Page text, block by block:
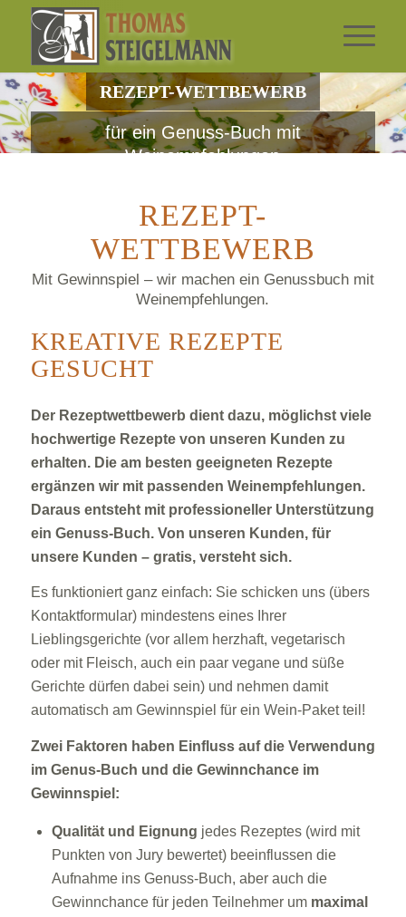
REZEPT-WETTBEWERB
für ein Genuss-Buch mit
Weinempfehlungen
REZEPT-
WETTBEWERB
Mit Gewinnspiel – wir machen ein Genussbuch mit
Weinempfehlungen.
KREATIVE REZEPTE
GESUCHT
Der Rezeptwettbewerb dient dazu, möglichst viele
hochwertige Rezepte von unseren Kunden zu
erhalten. Die am besten geeigneten Rezepte
ergänzen wir mit passenden Weinempfehlungen.
Daraus entsteht mit professioneller Unterstützung
ein Genuss-Buch. Von unseren Kunden, für
unsere Kunden – gratis, versteht sich.
Es funktioniert ganz einfach: Sie schicken uns (übers
Kontaktformular) mindestens eines Ihrer
Lieblingsgerichte (vor allem herzhaft, vegetarisch
oder mit Fleisch, auch ein paar vegane und süße
Gerichte dürfen dabei sein) und nehmen damit
automatisch am Gewinnspiel für ein Wein-Paket teil!
Zwei Faktoren haben Einfluss auf die Verwendung
im Genus-Buch und die Gewinnchance im
Gewinnspiel:
Qualität und Eignung jedes Rezeptes (wird mit
Punkten von Jury bewertet) beeinflussen die
Aufnahme ins Genuss-Buch, aber auch die
Gewinnchance für jeden Teilnehmer um maximal